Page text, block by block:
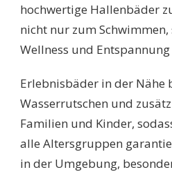
hochwertige Hallenbäder
nicht nur zum
Wellness und
Erlebnisbäder in der Nähe
Wasserrutschen und
Familien und Kinder,
alle Altersgruppen
in der Umgebung,